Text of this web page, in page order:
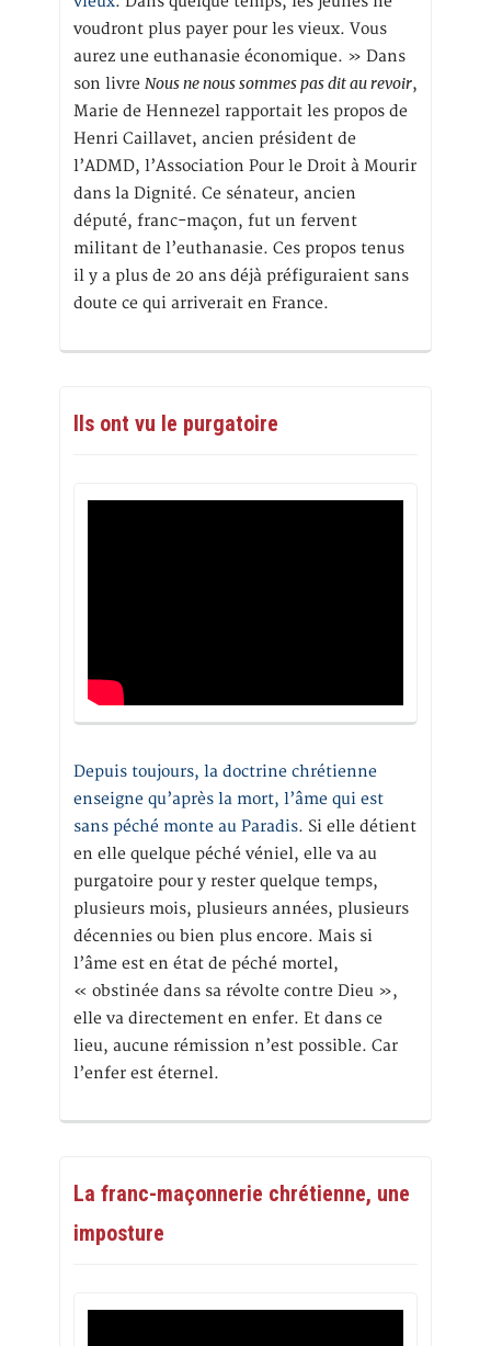
voudront plus payer pour les vieux. Vous
aurez une euthanasie économique. » Dans
son livre Nous ne nous sommes pas dit au revoir,
Marie de Hennezel rapportait les propos de
Henri Caillavet, ancien président de
l’ADMD, l’Association Pour le Droit à Mourir
dans la Dignité. Ce sénateur, ancien
député, franc-maçon, fut un fervent
militant de l’euthanasie. Ces propos tenus
il y a plus de 20 ans déjà préfiguraient sans
doute ce qui arriverait en France.
Ils ont vu le purgatoire
Depuis toujours, la doctrine chrétienne
enseigne qu’après la mort, l’âme qui est
sans péché monte au Paradis. Si elle détient
en elle quelque péché véniel, elle va au
purgatoire pour y rester quelque temps,
plusieurs mois, plusieurs années, plusieurs
décennies ou bien plus encore. Mais si
l’âme est en état de péché mortel,
« obstinée dans sa révolte contre Dieu »,
elle va directement en enfer. Et dans ce
lieu, aucune rémission n’est possible. Car
l’enfer est éternel.
La franc-maçonnerie chrétienne, une
imposture